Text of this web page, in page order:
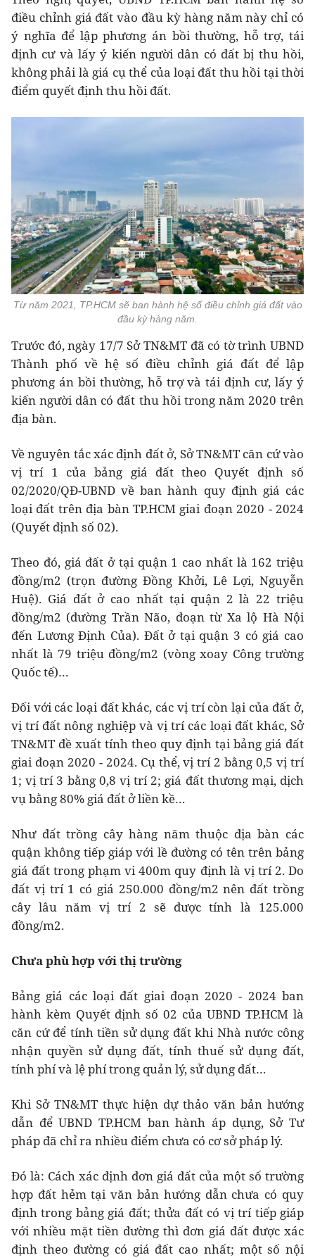
điều chỉnh giá đất vào đầu kỳ hàng năm này chỉ có
ý nghĩa để lập phương án bồi thường, hỗ trợ, tái
định cư và lấy ý kiến người dân có đất bị thu hồi,
không phải là giá cụ thể của loại đất thu hồi tại thời
điểm quyết định thu hồi đất.
Từ năm 2021, TP.HCM sẽ ban hành hệ số điều chỉnh giá đất vào
đầu kỳ hàng năm.
Trước đó, ngày 17/7 Sở TN&MT đã có tờ trình UBND
Thành phố về hệ số điều chỉnh giá đất để lập
phương án bồi thường, hỗ trợ và tái định cư, lấy ý
kiến người dân có đất thu hồi trong năm 2020 trên
địa bàn.
Về nguyên tắc xác định đất ở, Sở TN&MT căn cứ vào
vị trí 1 của bảng giá đất theo Quyết định số
02/2020/QĐ-UBND về ban hành quy định giá các
loại đất trên địa bàn TP.HCM giai đoạn 2020 - 2024
(Quyết định số 02).
Theo đó, giá đất ở tại quận 1 cao nhất là 162 triệu
đồng/m2 (trọn đường Đồng Khởi, Lê Lợi, Nguyễn
Huệ). Giá đất ở cao nhất tại quận 2 là 22 triệu
đồng/m2 (đường Trần Não, đoạn từ Xa lộ Hà Nội
đến Lương Định Của). Đất ở tại quận 3 có giá cao
nhất là 79 triệu đồng/m2 (vòng xoay Công trường
Quốc tế)…
Đối với các loại đất khác, các vị trí còn lại của đất ở,
vị trí đất nông nghiệp và vị trí các loại đất khác, Sở
TN&MT đề xuất tính theo quy định tại bảng giá đất
giai đoạn 2020 - 2024. Cụ thể, vị trí 2 bằng 0,5 vị trí
1; vị trí 3 bằng 0,8 vị trí 2; giá đất thương mại, dịch
vụ bằng 80% giá đất ở liền kề…
Như đất trồng cây hàng năm thuộc địa bàn các
quận không tiếp giáp với lề đường có tên trên bảng
giá đất trong phạm vi 400m quy định là vị trí 2. Do
đất vị trí 1 có giá 250.000 đồng/m2 nên đất trồng
cây lâu năm vị trí 2 sẽ được tính là 125.000
đồng/m2.
Chưa phù hợp với thị trường
Bảng giá các loại đất giai đoạn 2020 - 2024 ban
hành kèm Quyết định số 02 của UBND TP.HCM là
căn cứ để tính tiền sử dụng đất khi Nhà nước công
nhận quyền sử dụng đất, tính thuế sử dụng đất,
tính phí và lệ phí trong quản lý, sử dụng đất…
Khi Sở TN&MT thực hiện dự thảo văn bản hướng
dẫn để UBND TP.HCM ban hành áp dụng, Sở Tư
pháp đã chỉ ra nhiều điểm chưa có cơ sở pháp lý.
Đó là: Cách xác định đơn giá đất của một số trường
hợp đất hẻm tại văn bản hướng dẫn chưa có quy
định trong bảng giá đất; thửa đất có vị trí tiếp giáp
với nhiều mặt tiền đường thì đơn giá đất được xác
định theo đường có giá đất cao nhất; một số nội